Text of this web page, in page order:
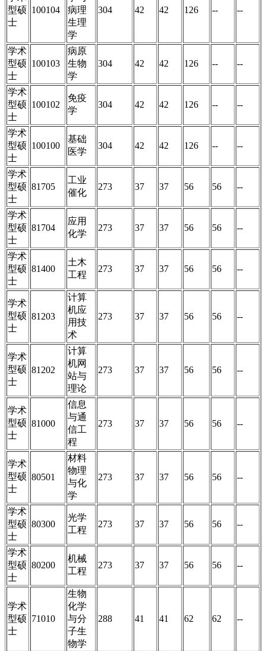
型硕
士
100104
病理
生理
学
304 42 42 126 -- --
学术
型硕
士
100103
病原
生物
学
304 42 42 126 -- --
学术
型硕
士
100102
免疫
学
304 42 42 126 -- --
学术
型硕
士
100100
基础
医学
304 42 42 126 -- --
学术
型硕
士
81705
工业
催化
273 37 37 56 56 --
学术
型硕
士
81704
应用
化学
273 37 37 56 56 --
学术
型硕
士
81400
土木
工程
273 37 37 56 56 --
学术
型硕
士
81203
计算
机应
用技
术
273 37 37 56 56 --
学术
型硕
士
81202
计算
机网
站与
理论
273 37 37 56 56 --
学术
型硕
士
81000
信息
与通
信工
程
273 37 37 56 56 --
学术
型硕
士
80501
材料
物理
与化
学
273 37 37 56 56 --
学术
型硕
士
80300
光学
工程
273 37 37 56 56 --
学术
型硕
士
80200
机械
工程
273 37 37 56 56 --
学术
型硕
士
71010
生物
化学
与分
子生
物学
288 41 41 62 62 --